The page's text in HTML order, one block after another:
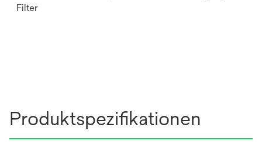
Filter
Produktspezifikationen